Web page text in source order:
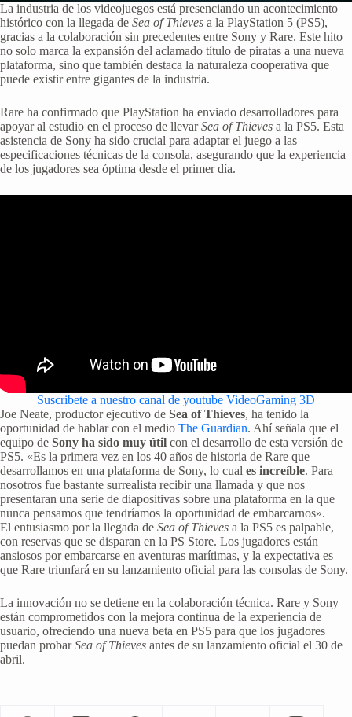
La industria de los videojuegos está presenciando un acontecimiento
histórico con la llegada de Sea of Thieves a la PlayStation 5 (PS5),
gracias a la colaboración sin precedentes entre Sony y Rare. Este hito
no solo marca la expansión del aclamado título de piratas a una nueva
plataforma, sino que también destaca la naturaleza cooperativa que
puede existir entre gigantes de la industria.
Rare ha confirmado que PlayStation ha enviado desarrolladores para
apoyar al estudio en el proceso de llevarSea of Thieves a la PS5. Esta
asistencia de Sony ha sido crucial para adaptar el juego a las
especificaciones técnicas de la consola, asegurando que la experiencia
de los jugadores sea óptima desde el primer día.
Suscribete a nuestro canal de youtube VideoGaming 3D
Joe Neate, productor ejecutivo de Sea of Thieves, ha tenido la
oportunidad de hablar con el medio The Guardian. Ahí señala que el
equipo de Sony ha sido muy útil con el desarrollo de esta versión de
PS5. «Es la primera vez en los 40 años de historia de Rare que
desarrollamos en una plataforma de Sony, lo cual es increíble. Para
nosotros fue bastante surrealista recibir una llamada y que nos
presentaran una serie de diapositivas sobre una plataforma en la que
nunca pensamos que tendríamos la oportunidad de embarcarnos».
El entusiasmo por la llegada de Sea of Thieves a la PS5 es palpable,
con reservas que se disparan en la PS Store. Los jugadores están
ansiosos por embarcarse en aventuras marítimas, y la expectativa es
que Rare triunfará en su lanzamiento oficial para las consolas de Sony.
La innovación no se detiene en la colaboración técnica. Rare y Sony
están comprometidos con la mejora continua de la experiencia de
usuario, ofreciendo una nueva beta en PS5 para que los jugadores
puedan probarSea of Thieves antes de su lanzamiento oficial el 30 de
abril.